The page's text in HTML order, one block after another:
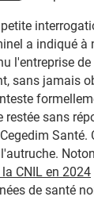
a indiqué à
l'entreprise
sans jamais
restée sans
Santé.
CNIL en 2024
de santé